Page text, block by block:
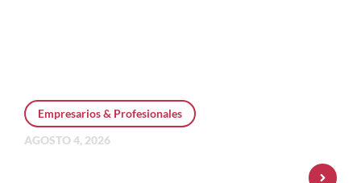
Empresarios & Profesionales
AGOSTO 4, 2026